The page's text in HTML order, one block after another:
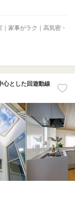
家事がラク｜高気密・
心とした回遊動線